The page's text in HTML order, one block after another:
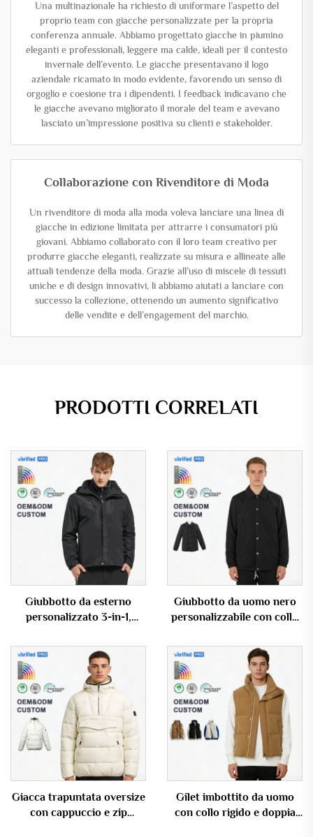
Una multinazionale ha richiesto di uniformare l’aspetto del
proprio team con giacche personalizzate per la propria
conferenza annuale. Abbiamo progettato giacche in piumino
eleganti e professionali, leggere ma calde, ideali per il contesto
invernale dell’evento. Le giacche presentavano il logo
aziendale ricamato in modo evidente, favorendo un senso di
orgoglio e coesione tra i dipendenti. I feedback indicavano che
le giacche avevano migliorato il morale del team e avevano
lasciato un’impressione positiva su clienti e stakeholder.
Collaborazione con Rivenditore di Moda
Un rivenditore di moda alla moda voleva lanciare una linea di
giacche in edizione limitata per attrarre i consumatori più
giovani. Abbiamo collaborato con il loro team creativo per
produrre giacche eleganti, realizzate su misura e allineate alle
attuali tendenze della moda. Grazie all’uso di miscele di tessuti
uniche e di design innovativi, li abbiamo aiutati a lanciare con
successo la collezione, ottenendo un aumento significativo
delle vendite e dell’engagement del marchio.
PRODOTTI CORRELATI
Giubbotto da esterno
personalizzato 3-in-1,
capo esterno casual per
uomo
Giubbotto da uomo nero
personalizzabile con collo
bottoni a pressione
Giacca trapuntata oversize
con cappuccio e zip
Gilet imbottito da uomo
con collo rigido e doppia